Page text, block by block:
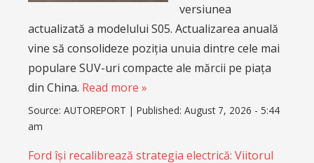
versiunea
actualizată a modelului S05. Actualizarea anuală
vine să consolideze poziția unuia dintre cele mai
populare SUV-uri compacte ale mărcii pe piața
din China. Read more »
Source: AUTOREPORT | Published: August 7, 2026 - 5:44
am
Ford își recalibrează strategia electrică: Viitorul